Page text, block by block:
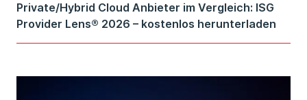
Private/Hybrid Cloud Anbieter im Vergleich: ISG
Provider Lens® 2026 – kostenlos herunterladen